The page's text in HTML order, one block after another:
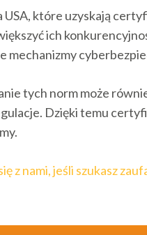
USA, które uzyskają
ich
mechanizmy
tych norm może
Dzięki temu
z nami, jeśli szukasz